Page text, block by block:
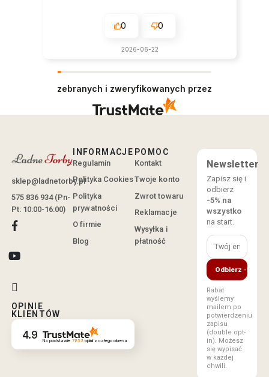
0 0
2026-06-22
zebranych i zweryfikowanych przez
sklep@ladnetorby.pl
575 836 934 (Pn-
Pt: 10:00-16:00)
OPINIE
KLIENTÓW
4.9 Na podstawie 7832opinii z całego okresu
INFORMACJE
Regulamin
Polityka Cookies
Polityka
prywatności
O firmie
Blog
POMOC
Kontakt
Twoje konto
Zwrot towaru
Reklamacje
Wysyłka i
płatność
Newsletter
Zapisz się i
odbierz
-5% na
wszystko
na start.
Odbierz -5%
Rabat
wyślemy
mailem po
potwierdzeniu
zapisu
(double opt-
in). Możesz
się wypisać
w każdej
chwili.